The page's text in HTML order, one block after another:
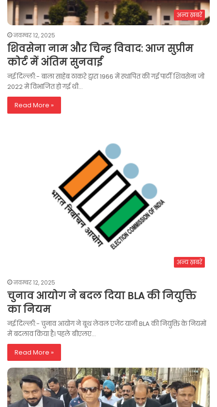
अन्य ख़बरें
नवम्बर 12, 2025
शिवसेना नाम और चिन्ह विवाद: आज सुप्रीम
कोर्ट में अंतिम सुनवाई
नई दिल्ली:- बाला साहेब ठाकरे द्वारा 1966 में स्थापित की गई पार्टी शिवसेना जो
2022 में विभाजित हो गई थी…
Read More »
अन्य ख़बरें
नवम्बर 12, 2025
चुनाव आयोग ने बदल दिया BLA की नियुक्ति
का नियम
नई दिल्ली:- चुनाव आयोग ने बूथ लेवल एजेंट यानी BLA की नियुक्ति के नियमों
में बदलाव किया है। पहले बीएलए…
Read More »